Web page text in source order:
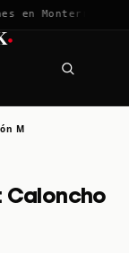
en Monterrey · 12
·
M
Caloncho